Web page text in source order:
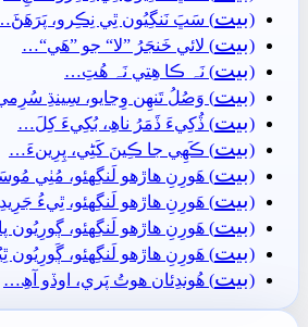
(بيت) سَڀَ نَنگِيُون ٿِي نِڪِرو،
(بيت) لائي خَنجَرُ ”لا“ جو ”ھَي“…
(بيت) نَہ ڪا ھِتي نَہ ھُتِ…
(بيت) وَصُلُ تَنھِن وِڃايو، سِينڌِ
(بيت) ڏُکِيءَ ڏَمَرُ ناھِ، بُکِيءَ کِلَ…
(بيت) ڪَھِي جا ڪِينَ کَڻِي، پِرِينءَ…
(بيت) ھَورِنِ ھاڙھو لَنگِهئو، مُٺِي
(بيت) ھَورِنِ ھاڙھو لَنگِهئو، ٿِيءُ
(بيت) ھَورِنِ ھاڙھو لَنگِهئو،
(بيت) ھَورِنِ ھاڙھو لَنگِهئو، ڳَورِيُون
(بيت) ھُوندِئان ھوتُ پَري، اوڏو آھِ…